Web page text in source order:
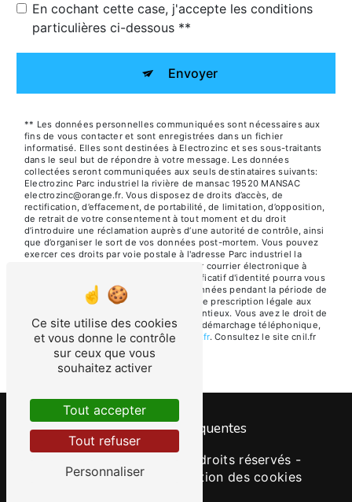
En cochant cette case, j'accepte les conditions
particulières ci-dessous **
Envoyer
** Les données personnelles communiquées sont nécessaires aux
fins de vous contacter et sont enregistrées dans un fichier
informatisé. Elles sont destinées à Electrozinc et ses sous-traitants
dans le seul but de répondre à votre message. Les données
collectées seront communiquées aux seuls destinataires suivants:
Electrozinc Parc industriel la rivière de mansac 19520 MANSAC
electrozinc@orange.fr. Vous disposez de droits d’accès, de
rectification, d’effacement, de portabilité, de limitation, d’opposition,
de retrait de votre consentement à tout moment et du droit
d’introduire une réclamation auprès d’une autorité de contrôle, ainsi
que d’organiser le sort de vos données post-mortem. Vous pouvez
exercer ces droits par voie postale à l'adresse Parc industriel la
rivière de mansac 19520 MANSAC ou par courrier électronique à
l'adresse electrozinc@orange.fr. Un justificatif d'identité pourra vous
être demandé. Nous conservons vos données pendant la période de
prise de contact puis pendant la durée de prescription légale aux
fins probatoires et de gestion des contentieux. Vous avez le droit de
vous inscrire sur la liste d'opposition au démarchage téléphonique,
disponible à cette adresse: Bloctel.gouv.fr. Consultez le site cnil.fr
pour plus d’informations sur vos droits.
Recherches fréquentes
- 2026 - Tous droits réservés -
Mentions légales
Gestion des cookies
Ce site utilise des cookies
et vous donne le contrôle
sur ceux que vous
souhaitez activer
Tout accepter
Tout refuser
Personnaliser